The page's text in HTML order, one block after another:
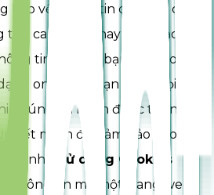
bảo vệ thông tin cá nhân của
thể cam đoan hay đảm bảo sự
tin nào mà bạn gửi cho
online, và bạn chịu mọi rủi
chúng tôi nhận được thông
hết mình để đảm bảo bảo mật
mình.
Sử dụng Cookies
thông tin mà một trang web